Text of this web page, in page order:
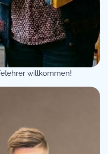
willkommen!